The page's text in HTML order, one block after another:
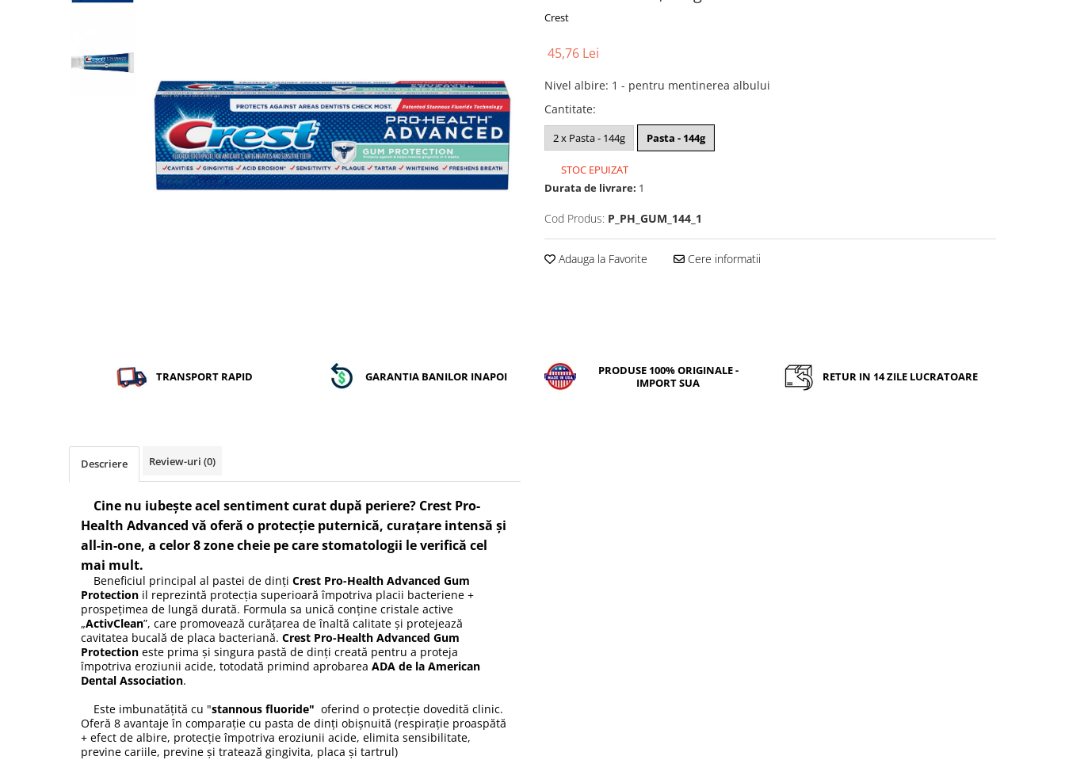
Crest
45,76 Lei
Nivel albire: 1 - pentru mentinerea albului
Cantitate:
2 x Pasta - 144g Pasta - 144g
STOC EPUIZAT
Durata de livrare: 1
Cod Produs: P_PH_GUM_144_1
Adauga la Favorite Cere informatii
TRANSPORT RAPID GARANTIA BANILOR INAPOI
PRODUSE 100% ORIGINALE -
IMPORT SUA
RETUR IN 14 ZILE LUCRATOARE
Descriere Review-uri (0)
Cine nu iubește acel sentiment curat după periere? Crest Pro-
Health Advanced vă oferă o protecție puternică, curațare intensă și
all-in-one, a celor 8 zone cheie pe care stomatologii le verifică cel
mai mult.
Beneficiul principal al pastei de dinți Crest Pro-Health Advanced Gum
Protection il reprezintă protecția superioară împotriva placii bacteriene +
prospețimea de lungă durată. Formula sa unică conține cristale active
„ActivClean”, care promovează curățarea de înaltă calitate și protejează
cavitatea bucală de placa bacteriană. Crest Pro-Health Advanced Gum
Protection este prima și singura pastă de dinți creată pentru a proteja
împotriva eroziunii acide, totodată primind aprobarea ADA de la American
Dental Association.
Este imbunatățită cu "stannous fluoride" oferind o protecție dovedită clinic.
Oferă 8 avantaje în comparație cu pasta de dinți obișnuită (respirație proaspătă
+ efect de albire, protecție împotriva eroziunii acide, elimita sensibilitate,
previne cariile, previne și tratează gingivita, placa și tartrul)